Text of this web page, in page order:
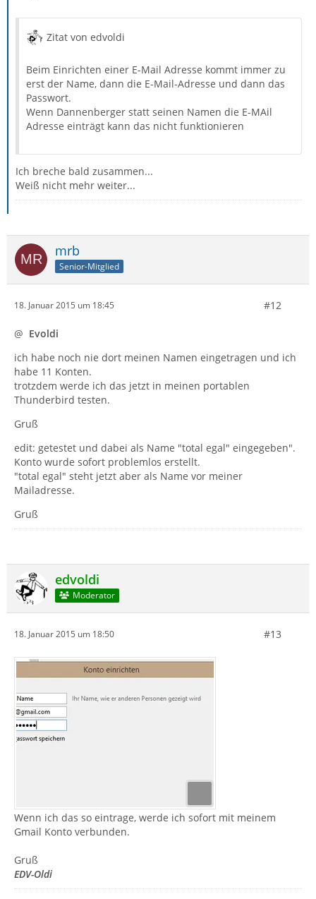
Zitat von edvoldi
Beim Einrichten einer E-Mail Adresse kommt immer zu
erst der Name, dann die E-Mail-Adresse und dann das
Passwort.
Wenn Dannenberger statt seinen Namen die E-MAil
Adresse einträgt kann das nicht funktionieren
Ich breche bald zusammen...
Weiß nicht mehr weiter...
mrb
Senior-Mitglied
18. Januar 2015 um 18:45 #12
@ Evoldi
ich habe noch nie dort meinen Namen eingetragen und ich
habe 11 Konten.
trotzdem werde ich das jetzt in meinen portablen
Thunderbird testen.
Gruß
edit: getestet und dabei als Name "total egal" eingegeben".
Konto wurde sofort problemlos erstellt.
"total egal" steht jetzt aber als Name vor meiner
Mailadresse.
Gruß
edvoldi
Moderator
18. Januar 2015 um 18:50 #13
Wenn ich das so eintrage, werde ich sofort mit meinem
Gmail Konto verbunden.
Gruß
EDV-Oldi